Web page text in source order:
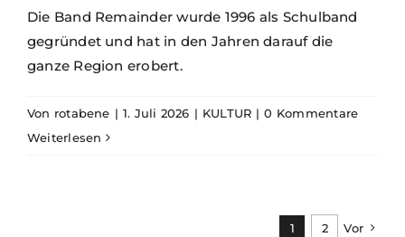
Die Band Remainder wurde 1996 als Schulband
gegründet und hat in den Jahren darauf die
ganze Region erobert.
Von rotabene | 1. Juli 2026 | KULTUR | 0 Kommentare
Weiterlesen
1 2 Vor